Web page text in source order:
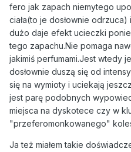
fero jak zapach niemytego
ciała(to je dosłownie
dużo daje efekt ucieczki
tego zapachu.Nie pomaga
jakimiś perfumami.Jest wtedy
dosłownie duszą się od
się na wymioty i uciekają
jest parę podobnych
miejsca na dyskotece czy w
"przeferomonkowanego"
Ja też miałem takie